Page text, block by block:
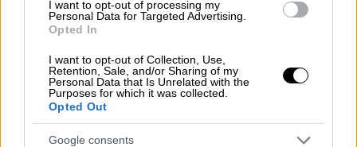
I want to opt-out of processing my
Personal Data for Targeted Advertising.
Opted In
I want to opt-out of Collection, Use,
Retention, Sale, and/or Sharing of my
Personal Data that Is Unrelated with the
Purposes for which it was collected.
Opted Out
Google consents
Με 1.400 αστυνομικούς ενισχύονται οι
αστυνομικές υπηρεσίες της Αττικής
Τι προανήγγειλε ο υπουργός Προστασίας
του Πολίτη